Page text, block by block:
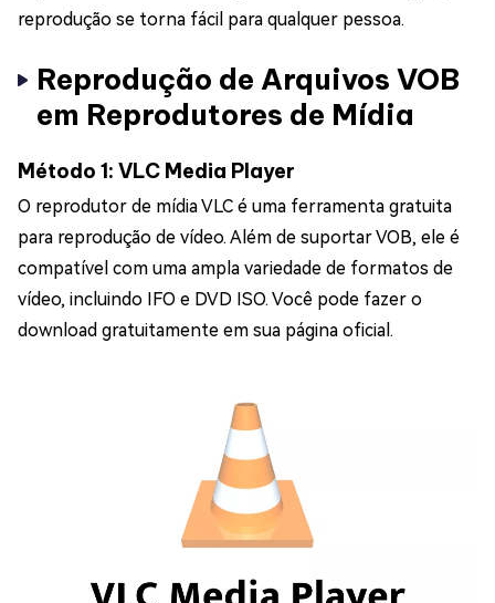
reprodução se torna fácil para qualquer pessoa.
Reprodução de Arquivos VOB
em Reprodutores de Mídia
Método 1: VLC Media Player
O reprodutor de mídia VLC é uma ferramenta gratuita
para reprodução de vídeo. Além de suportar VOB, ele é
compatível com uma ampla variedade de formatos de
vídeo, incluindo IFO e DVD ISO. Você pode fazer o
download gratuitamente em sua página oficial.